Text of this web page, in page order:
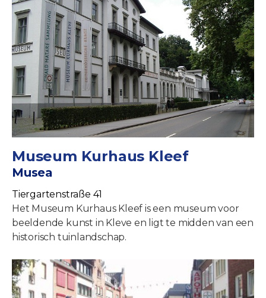
Museum Kurhaus Kleef
Musea
Tiergartenstraße 41
Het Museum Kurhaus Kleef is een museum voor
beeldende kunst in Kleve en ligt te midden van een
historisch tuinlandschap.